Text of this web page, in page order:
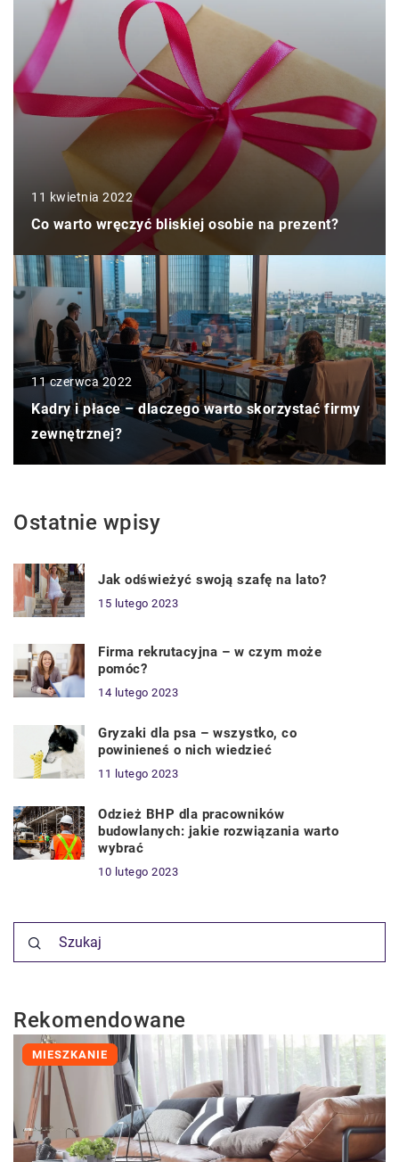
11 kwietnia 2022
Co warto wręczyć bliskiej osobie na prezent?
11 czerwca 2022
Kadry i płace – dlaczego warto skorzystać firmy
zewnętrznej?
Ostatnie wpisy
Jak odświeżyć swoją szafę na lato?
15 lutego 2023
Firma rekrutacyjna – w czym może
pomóc?
14 lutego 2023
Gryzaki dla psa – wszystko, co
powinieneś o nich wiedzieć
11 lutego 2023
Odzież BHP dla pracowników
budowlanych: jakie rozwiązania warto
wybrać
10 lutego 2023
Rekomendowane
MIESZKANIE